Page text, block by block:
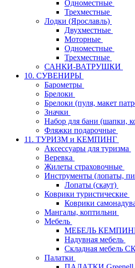
Одноместные
Трехместные
Лодки (Ярославль)
Двухместные
Моторные
Одноместные
Трехместные
САНКИ-ВАТРУШКИ
10. СУВЕНИРЫ
Барометры
Брелоки
Брелоки (пуля, макет
Значки
Набор для бани (шапки,
Фляжки подарочные
11. ТУРИЗМ и КЕМПИНГ
Аксессуары для туризма
Веревка
Жилеты страховочные
Инструменты (лопаты,
Лопаты (скаут)
Коврики туристические
Коврики
Мангалы, коптильни
Мебель
МЕБЕЛЬ
Надувная мебель
Складная мебель
Палатки